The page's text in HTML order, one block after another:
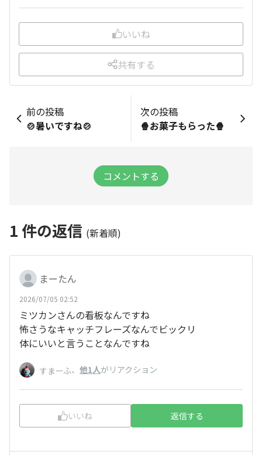
いいね
共有する
前の投稿
🍲暑いですね🍲
次の投稿
🍿お菓子もらった🍿
コメントする
1 件の返信 (新着順)
まーたん
2026/07/05 02:52
ミツカンさんの看板なんですね
怖さうなキャッチフレーズなんでビックリ
体にいいと言うことなんですね
すまーふ、 他1人がリアクション
いいね 返信する